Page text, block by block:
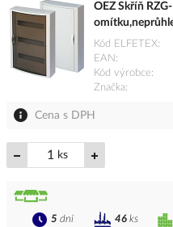
OEZ Skříň
Kód ELFETEX
EAN
Kód výrobce
Značka
Cena s DPH
ks
5 dní 46 ks